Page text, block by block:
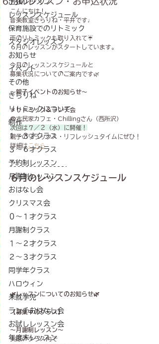
出張レッスン
レッスンスケジュール
保育施設でのリトミック
スタジオレッスン
お知らせ
イベント
その他
きらりね
リトミックについて
制作
１〜３才クラス
３〜６才クラス
予約制レッスン
月謝制レッスン
おはなし会
クリスマス会
０～１才クラス
月謝制クラス
１～２才クラス
２～３才クラス
同学年クラス
ハロウィン
未就学児
ランチおはなし会
お試しレッスン会
年度末レッスン
こんにちは！
音楽教室きらりね・平井です♩
雨のリトミックも取り入れて☔️
６月のレッスンがスタートしています。
今月のレッスンスケジュールと
募集状況についてのご案内です🌿
～親子イベントのお知らせ～
＊ リトミック＆ランチ会
@古民家カフェ・Chillingさん（西所沢）
次回は７／２（水）に開催！
親子のリラックス・リフレッシュタイムにぜひ！
詳細は こちら
６月のレッスンスケジュール
🌿レッスンについてのお知らせ🌿
【募集中のクラス】
～月謝制レッスン～
実際のクラス内で